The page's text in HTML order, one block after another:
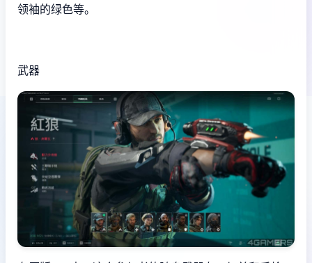
领袖的绿色等。
武器